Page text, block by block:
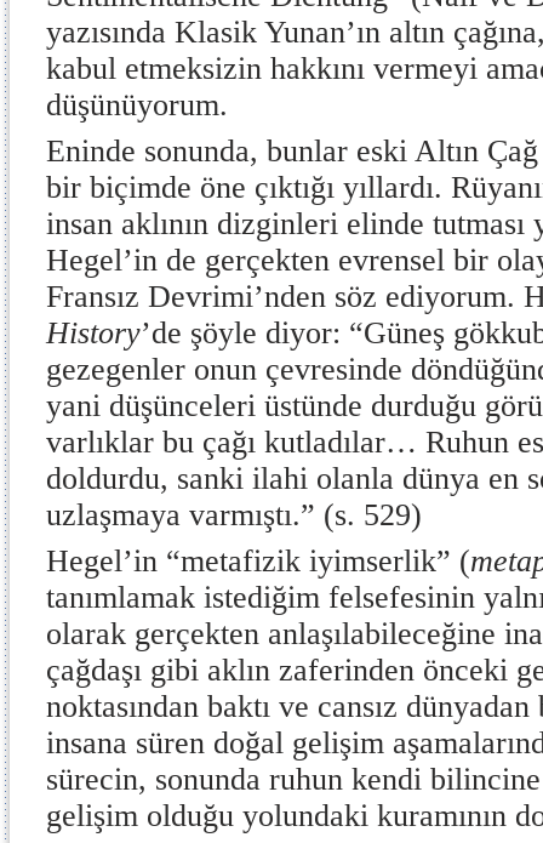
yazısında Klasik Yunan’ın altın
kabul etmeksizin hakkını vermeyi
düşünüyorum.
Eninde sonunda, bunlar eski Altın
bir biçimde öne çıktığı yıllardı.
insan aklının dizginleri elinde
Hegel’in de gerçekten evrensel bir
Fransız Devrimi’nden söz ediyorum.
History’de şöyle diyor: “Güneş
gezegenler onun çevresinde
yani düşünceleri üstünde durduğu
varlıklar bu çağı kutladılar… Ruhun
doldurdu, sanki ilahi olanla dünya en
uzlaşmaya varmıştı.” (s. 529)
Hegel’in “metafizik iyimserlik” (
tanımlamak istediğim felsefesinin
olarak gerçekten anlaşılabileceğine
çağdaşı gibi aklın zaferinden önceki
noktasından baktı ve cansız
insana süren doğal gelişim
sürecin, sonunda ruhun kendi
gelişim olduğu yolundaki kuramının